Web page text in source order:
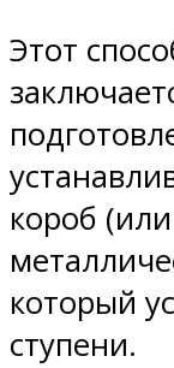
Этот
короб
который
ступени.